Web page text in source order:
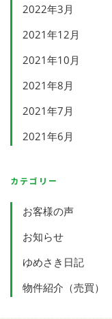
2022年3月
2021年12月
2021年10月
2021年8月
2021年7月
2021年6月
カテゴリー
お客様の声
お知らせ
ゆめさき日記
物件紹介（売買）